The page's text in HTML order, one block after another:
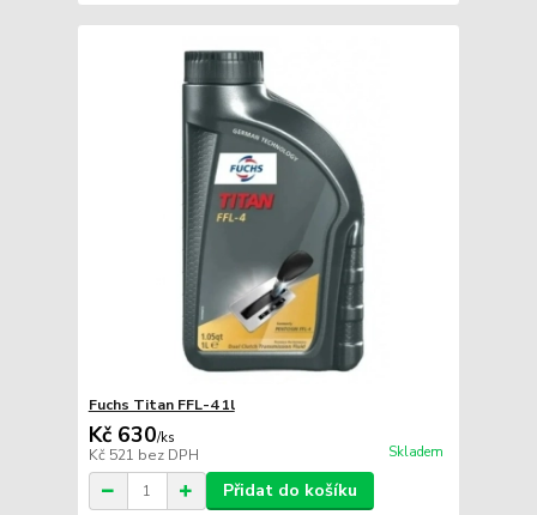
Fuchs Titan FFL-4 1l
Kč 630/ks
Kč 521 bez DPH Skladem
Přidat do košíku